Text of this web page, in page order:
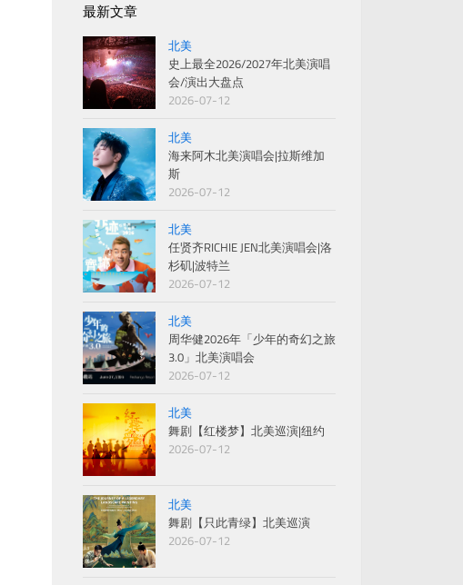
最新文章
北美
史上最全2026/2027年北美演唱
会/演出大盘点
2026-07-12
北美
海来阿木北美演唱会|拉斯维加
斯
2026-07-12
北美
任贤齐RICHIE JEN北美演唱会|洛
杉矶|波特兰
2026-07-12
北美
周华健2026年「少年的奇幻之旅
3.0」北美演唱会
2026-07-12
北美
舞剧【红楼梦】北美巡演|纽约
2026-07-12
北美
舞剧【只此青绿】北美巡演
2026-07-12